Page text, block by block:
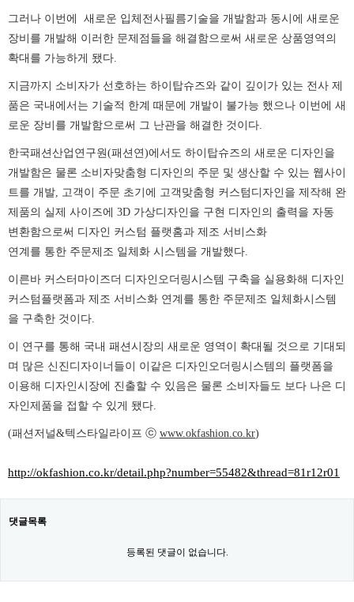
그러나 이번에 새로운 입체전사필름기술을 개발함과 동시에 새로운
장비를 개발해 이러한 문제점들을 해결함으로써 새로운 상품영역의
확대를 가능하게 됐다.
지금까지 소비자가 선호하는 하이탑슈즈와 같이 깊이가 있는 전사 제
품은 국내에서는 기술적 한계 때문에 개발이 불가능 했으나 이번에 새
로운 장비를 개발함으로써 그 난관을 해결한 것이다.
한국패션산업연구원(패션연)에서도 하이탑슈즈의 새로운 디자인을
개발함은 물론 소비자맞춤형 디자인의 주문 및 생산할 수 있는 웹사이
트를 개발, 고객이 주문 초기에 고객맞춤형 커스텀디자인을 제작해 완
제품의 실제 사이즈에 3D 가상디자인을 구현 디자인의 출력을 자동
변환함으로써 디자인 커스텀 플랫홈과 제조 서비스화
연계를 통한 주문제조 일체화 시스템을 개발했다.
이른바 커스터마이즈더 디자인오더링시스템 구축을 실용화해 디자인
커스텀플랫폼과 제조 서비스화 연계를 통한 주문제조 일체화시스템
을 구축한 것이다.
이 연구를 통해 국내 패션시장의 새로운 영역이 확대될 것으로 기대되
며 많은 신진디자이너들이 이같은 디자인오더링시스템의 플랫폼을
이용해 디자인시장에 진출할 수 있음은 물론 소비자들도 보다 나은 디
자인제품을 접할 수 있게 됐다.
(패션저널&텍스타일라이프 ⓒ www.okfashion.co.kr)
http://okfashion.co.kr/detail.php?number=55482&thread=81r12r01
댓글목록
등록된 댓글이 없습니다.